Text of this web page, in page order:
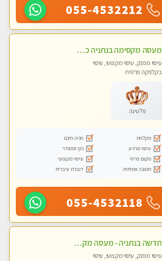
055-4532212
מעסה מקסימה בנתניה כל סוגי העיסויים מעסה מקצועית ואיכותית פרטי!! בנתניה
עיסוי מפנק, עיסוי מקצועי, עיסוי
בקלניקה פרטית
פלטינה
מקלחת
חניה חינם
עיסוי מרגיע
נקי ומסודר
מקום פרטי
עיסוי מקצועי
תמונה אמיתית
דוברת עיברית
055-4532118
חדשה בנתניה - מעסה מקצועית מהממת ובלתי נשכחת !!!!
עיסוי מפנק, עיסוי מקצועי, עיסוי